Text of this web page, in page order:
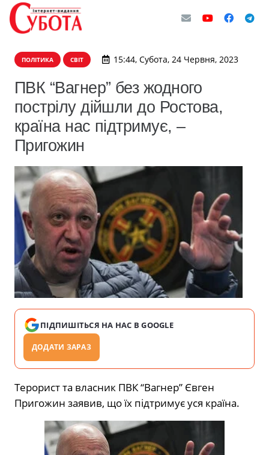
ПОЛІТИКА СВІТ 15:44, Субота, 24 Червня, 2023
ПВК “Вагнер” без жодного
пострілу дійшли до Ростова,
країна нас підтримує, –
Пригожин
ПІДПИШІТЬСЯ НА НАС В GOOGLE
ДОДАТИ ЗАРАЗ
Терорист та власник ПВК “Вагнер” Євген
Пригожин заявив, що їх підтримує уся країна.